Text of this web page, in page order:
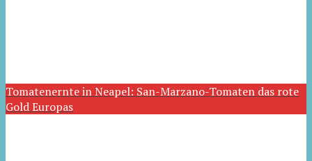
Tomatenernte in Neapel: San-Marzano-Tomaten das rote
Gold Europas